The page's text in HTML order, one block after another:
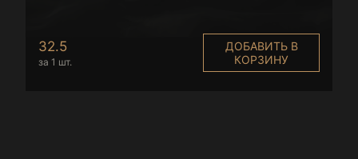
32.5
за 1 шт.
ДОБАВИТЬ В
КОРЗИНУ